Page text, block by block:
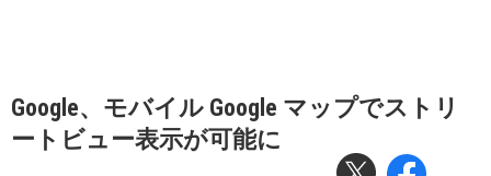
Google、モバイル Google マップでストリ
ートビュー表示が可能に